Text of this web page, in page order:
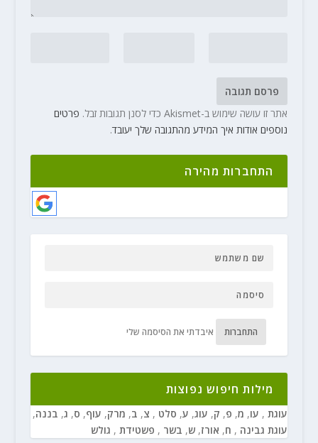
אתר זו עושה שימוש ב-Akismet כדי לסנן תגובות זבל.
פרטים
נוספים אודות איך המידע מהתגובה שלך יעובד.
התחברות מהירה
התחברות איבדתי את הסיסמה שלי
מילות חיפוש נפוצות
עוגת , עו, מ, פ, ק, עוג, ע, סלט , צ, ב, מרק, עוף, ס, ג, בננה,
עוגת גבינה , ח, אורז, ש, בשר , פשטידת , גולש